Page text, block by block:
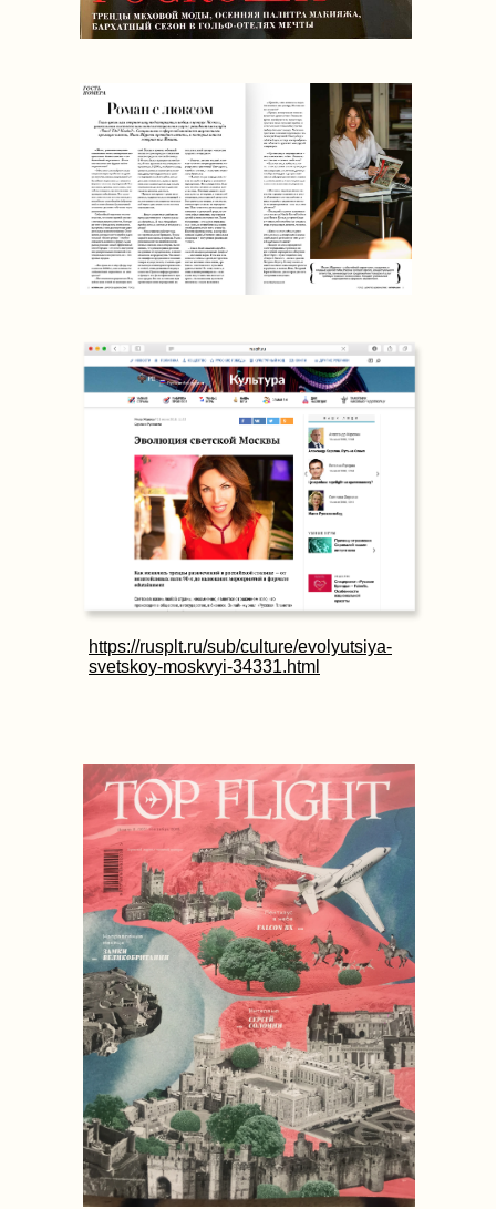
https://rusplt.ru/sub/culture/evolyutsiya-
svetskoy-moskvyi-34331.html